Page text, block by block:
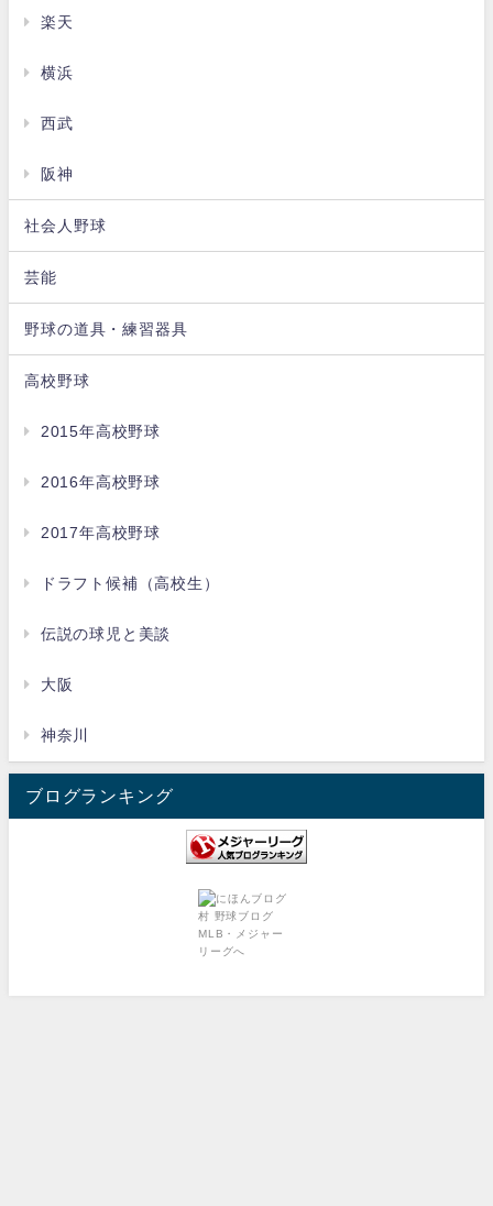
楽天
横浜
西武
阪神
社会人野球
芸能
野球の道具・練習器具
高校野球
2015年高校野球
2016年高校野球
2017年高校野球
ドラフト候補（高校生）
伝説の球児と美談
大阪
神奈川
ブログランキング